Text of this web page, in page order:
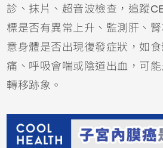
診、抹片、超音波檢查，追蹤
標是否有異常上升、監測肝、
意身體是否出現復發症狀，如
痛、呼吸會喘或陰道出血，可
轉移跡象。